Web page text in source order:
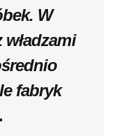
W
władzami
fabryk